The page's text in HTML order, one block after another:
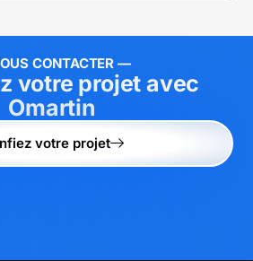
CONTACTER —
votre projet avec
Omartin
votre projet